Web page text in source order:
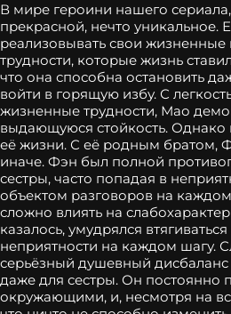
В мире героини нашего
прекрасной, нечто уникальное.
реализовывать свои жизненные
трудности, которые жизнь
что она способна остановить
войти в горящую избу. С
жизненные трудности, Мао
выдающуюся стойкость. Однако
её жизни. С её родным братом,
иначе. Фэн был полной
сестры, часто попадая в
объектом разговоров на
сложно влиять на
казалось, умудрялся
неприятности на каждом шагу.
серьёзный душевный
даже для сестры. Он постоянно
окружающими, и, несмотря на